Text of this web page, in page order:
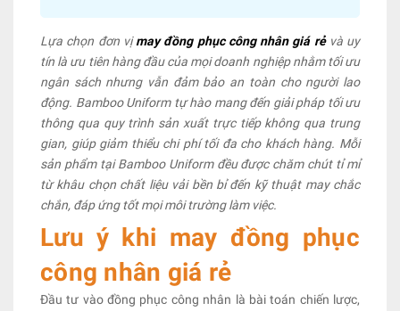
Lựa chọn đơn vịmay đồng phục công nhân giá rẻvà uy
tín là ưu tiên hàng đầu của mọi doanh nghiệp nhằm tối ưu
ngân sách nhưng vẫn đảm bảo an toàn cho người lao
động. Bamboo Uniform tự hào mang đến giải pháp tối ưu
thông qua quy trình sản xuất trực tiếp không qua trung
gian, giúp giảm thiểu chi phí tối đa cho khách hàng. Mỗi
sản phẩm tại Bamboo Uniform đều được chăm chút tỉ mỉ
từ khâu chọn chất liệu vải bền bỉ đến kỹ thuật may chắc
chắn, đáp ứng tốt mọi môi trường làm việc.
Lưu ý khi may đồng phục
công nhân giá rẻ
Đầu tư vào đồng phục công nhân là bài toán chiến lược,